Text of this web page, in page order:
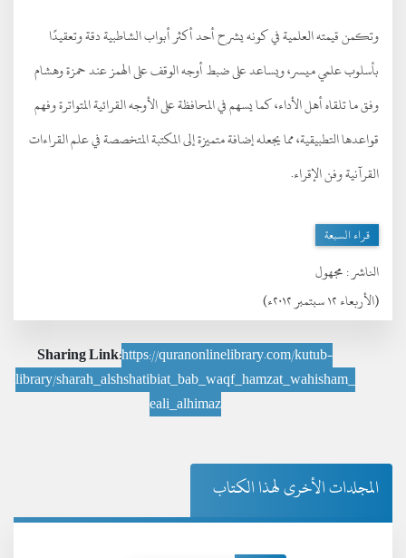
(الأربعاء ١٢ سبتمبر ٢٠١٢ء)
الناشر :مجهول
وتكمن قيمته العلمية في كونه يشرح أحد أكثر أبواب الشاطبية دقة وتعقيدًا
بأسلوب علمي ميسر، ويساعد على ضبط أوجه الوقف على الهمز عند حمزة وهشام
وفق ما تلقاه أهل الأداء، كما يسهم في المحافظة على الأوجه القرائية المتواترة وفهم
قواعدها التطبيقية، مما يجعله إضافة متميزة إلى المكتبة المتخصصة في علم القراءات
القرآنية وفن الإقراء.
قراء السبعة
Sharing Link:https://quranonlinelibrary.com/kutub-
library/sharah_alshshatibiat_bab_waqf_hamzat_wahisham_
eali_alhimaz
المجلدات الأخرى لهذا الكتاب